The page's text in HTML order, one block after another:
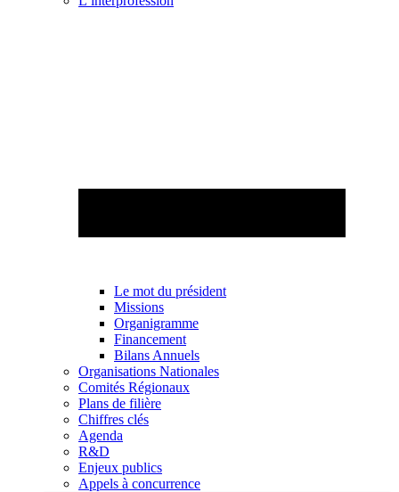
Le mot du président
Missions
Organigramme
Financement
Bilans Annuels
Organisations Nationales
Comités Régionaux
Plans de filière
Chiffres clés
Agenda
R&D
Enjeux publics
Appels à concurrence